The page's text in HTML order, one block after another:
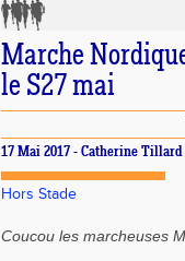
Marche
le S27 mai
17 Mai 2017 - Catherine Tillard
Hors Stade
Coucou les marcheuses